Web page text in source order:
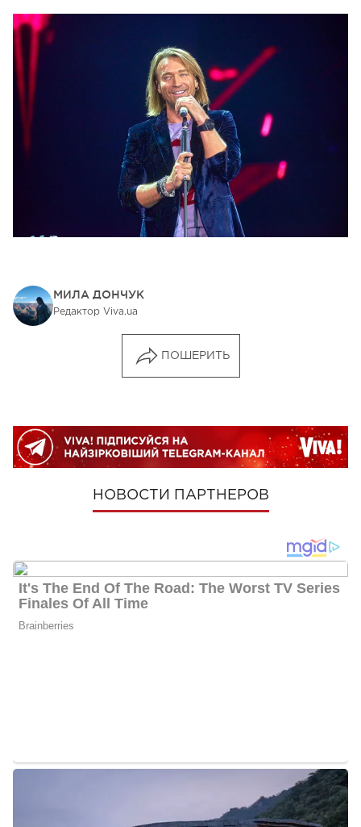
МИЛА ДОНЧУК
Редактор Viva.ua
ПОШЕРИТЬ
НОВОСТИ ПАРТНЕРОВ